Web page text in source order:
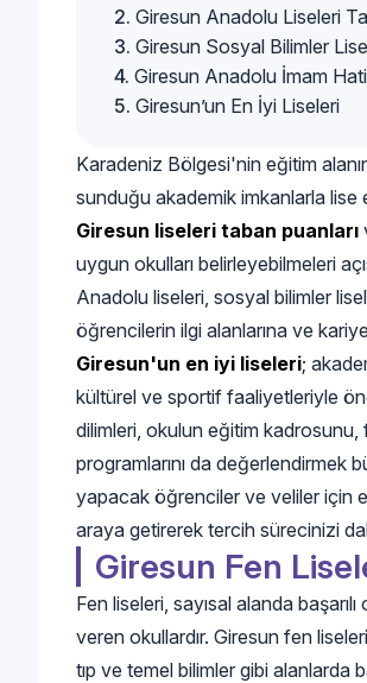
Giresun Anadolu Liseleri
Giresun Sosyal Bilimler
Giresun Anadolu İmam
Giresun’un En İyi Liseleri
Karadeniz Bölgesi'nin eğitim
sunduğu akademik imkanlarla
Giresun liseleri taban puanları
uygun okulları belirleyebilmeleri
Anadolu liseleri, sosyal bilimler
öğrencilerin ilgi alanlarına ve
Giresun'un en iyi liseleri;
kültürel ve sportif faaliyetleriyle
dilimleri, okulun eğitim kadrosunu,
programlarını da değerlendirmek
yapacak öğrenciler ve veliler için
araya getirerek tercih sürecinizi
Giresun Fen
Fen liseleri, sayısal alanda
veren okullardır. Giresun fen
tıp ve temel bilimler gibi alanlarda